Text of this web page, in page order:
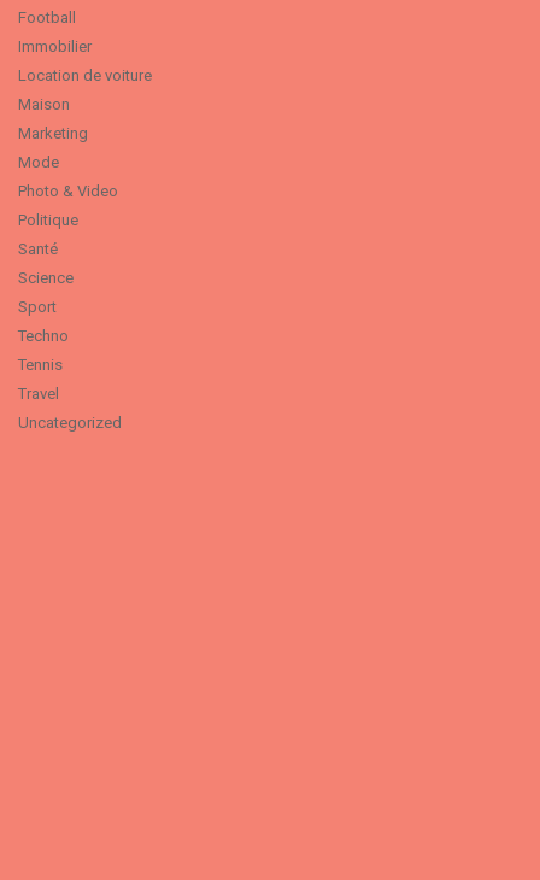
Football
Immobilier
Location de voiture
Maison
Marketing
Mode
Photo & Video
Politique
Santé
Science
Sport
Techno
Tennis
Travel
Uncategorized